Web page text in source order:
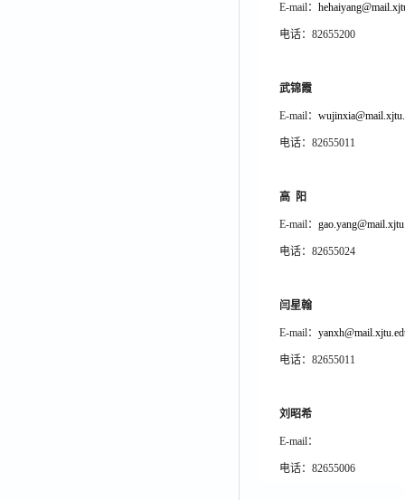
E-mail：
电话：82655200
武锦霞
E-mail：
电话：82655011
高 阳
E-mail：
电话：82655024
闫星翰
E-mail：
电话：82655011
刘昭希
E-mail：
电话：82655006